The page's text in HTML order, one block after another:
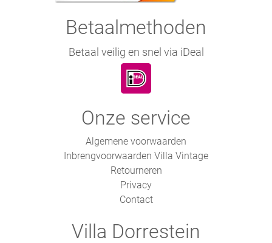
Betaalmethoden
Betaal veilig en snel via iDeal
Onze service
Algemene voorwaarden
Inbrengvoorwaarden Villa Vintage
Retourneren
Privacy
Contact
Villa Dorrestein